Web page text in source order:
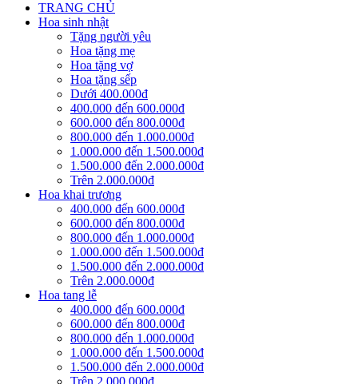
TRANG CHỦ
Hoa sinh nhật
Tặng người yêu
Hoa tặng mẹ
Hoa tặng vợ
Hoa tặng sếp
Dưới 400.000đ
400.000 đến 600.000đ
600.000 đến 800.000đ
800.000 đến 1.000.000đ
1.000.000 đến 1.500.000đ
1.500.000 đến 2.000.000đ
Trên 2.000.000đ
Hoa khai trương
400.000 đến 600.000đ
600.000 đến 800.000đ
800.000 đến 1.000.000đ
1.000.000 đến 1.500.000đ
1.500.000 đến 2.000.000đ
Trên 2.000.000đ
Hoa tang lễ
400.000 đến 600.000đ
600.000 đến 800.000đ
800.000 đến 1.000.000đ
1.000.000 đến 1.500.000đ
1.500.000 đến 2.000.000đ
Trên 2.000.000đ